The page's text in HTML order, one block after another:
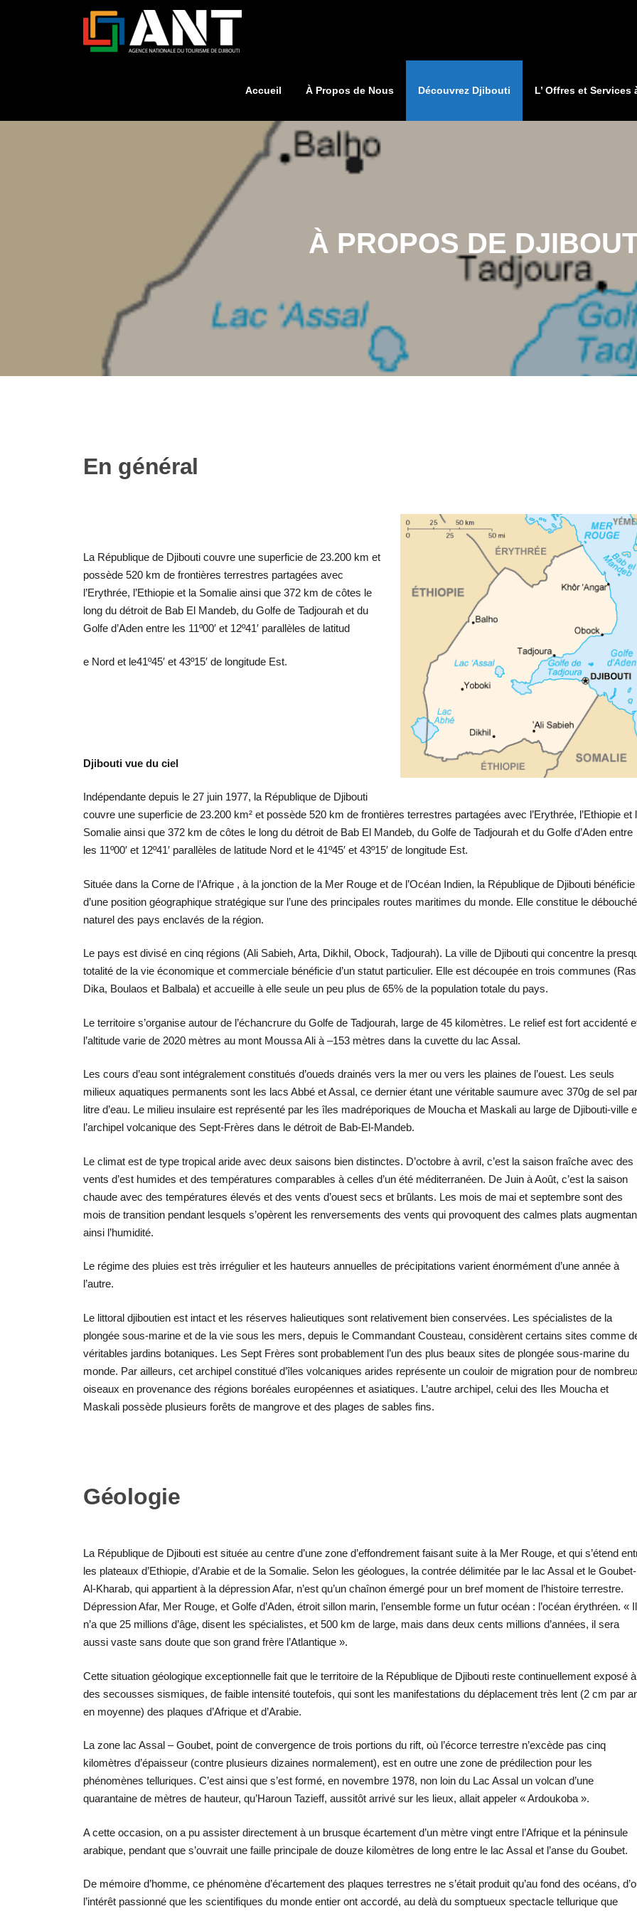
Accueil À Propos de Nous Découvrez Djibouti L’ Offres et Services
À PROPOS DE
En général
La République de Djibouti couvre une superficie de 23.200 km et
possède 520 km de frontières terrestres partagées avec
l’Erythrée, l’Ethiopie et la Somalie ainsi que 372 km de côtes le
long du détroit de Bab El Mandeb, du Golfe de Tadjourah et du
Golfe d’Aden entre les 11º00′ et 12º41′ parallèles de latitud
e Nord et le41º45′ et 43º15′ de longitude Est.
Djibouti vue du ciel
Indépendante depuis le 27 juin 1977, la République de Djibouti
couvre une superficie de 23.200 km² et possède 520 km de frontières terrestres partagées avec l’Erythrée, l’Ethiopie et
Somalie ainsi que 372 km de côtes le long du détroit de Bab El Mandeb, du Golfe de Tadjourah et du Golfe d’Aden entre
les 11º00′ et 12º41′ parallèles de latitude Nord et le 41º45′ et 43º15′ de longitude Est.
Située dans la Corne de l’Afrique , à la jonction de la Mer Rouge et de l’Océan Indien, la République de Djibouti bénéficie
d’une position géographique stratégique sur l’une des principales routes maritimes du monde. Elle constitue le débouché
naturel des pays enclavés de la région.
Le pays est divisé en cinq régions (Ali Sabieh, Arta, Dikhil, Obock, Tadjourah). La ville de Djibouti qui concentre la
totalité de la vie économique et commerciale bénéficie d’un statut particulier. Elle est découpée en trois communes (Ras
Dika, Boulaos et Balbala) et accueille à elle seule un peu plus de 65% de la population totale du pays.
Le territoire s’organise autour de l’échancrure du Golfe de Tadjourah, large de 45 kilomètres. Le relief est fort accidenté
l’altitude varie de 2020 mètres au mont Moussa Ali à –153 mètres dans la cuvette du lac Assal.
Les cours d’eau sont intégralement constitués d’oueds drainés vers la mer ou vers les plaines de l’ouest. Les seuls
milieux aquatiques permanents sont les lacs Abbé et Assal, ce dernier étant une véritable saumure avec 370g de sel par
litre d’eau. Le milieu insulaire est représenté par les îles madréporiques de Moucha et Maskali au large de Djibouti-ville
l’archipel volcanique des Sept-Frères dans le détroit de Bab-El-Mandeb.
Le climat est de type tropical aride avec deux saisons bien distinctes. D’octobre à avril, c’est la saison fraîche avec des
vents d’est humides et des températures comparables à celles d’un été méditerranéen. De Juin à Août, c’est la saison
chaude avec des températures élevés et des vents d’ouest secs et brûlants. Les mois de mai et septembre sont des
mois de transition pendant lesquels s’opèrent les renversements des vents qui provoquent des calmes plats
ainsi l’humidité.
Le régime des pluies est très irrégulier et les hauteurs annuelles de précipitations varient énormément d’une année à
l’autre.
Le littoral djiboutien est intact et les réserves halieutiques sont relativement bien conservées. Les spécialistes de la
plongée sous-marine et de la vie sous les mers, depuis le Commandant Cousteau, considèrent certains sites comme
véritables jardins botaniques. Les Sept Frères sont probablement l’un des plus beaux sites de plongée sous-marine du
monde. Par ailleurs, cet archipel constitué d’îles volcaniques arides représente un couloir de migration pour de
oiseaux en provenance des régions boréales européennes et asiatiques. L’autre archipel, celui des Iles Moucha et
Maskali possède plusieurs forêts de mangrove et des plages de sables fins.
Géologie
La République de Djibouti est située au centre d’une zone d’effondrement faisant suite à la Mer Rouge, et qui s’étend
les plateaux d’Ethiopie, d’Arabie et de la Somalie. Selon les géologues, la contrée délimitée par le lac Assal et le Goubet-
Al-Kharab, qui appartient à la dépression Afar, n’est qu’un chaînon émergé pour un bref moment de l’histoire terrestre.
Dépression Afar, Mer Rouge, et Golfe d’Aden, étroit sillon marin, l’ensemble forme un futur océan : l’océan érythréen. « Il
n’a que 25 millions d’âge, disent les spécialistes, et 500 km de large, mais dans deux cents millions d’années, il sera
aussi vaste sans doute que son grand frère l’Atlantique ».
Cette situation géologique exceptionnelle fait que le territoire de la République de Djibouti reste continuellement exposé à
des secousses sismiques, de faible intensité toutefois, qui sont les manifestations du déplacement très lent (2 cm par
en moyenne) des plaques d’Afrique et d’Arabie.
La zone lac Assal – Goubet, point de convergence de trois portions du rift, où l’écorce terrestre n’excède pas cinq
kilomètres d’épaisseur (contre plusieurs dizaines normalement), est en outre une zone de prédilection pour les
phénomènes telluriques. C’est ainsi que s’est formé, en novembre 1978, non loin du Lac Assal un volcan d’une
quarantaine de mètres de hauteur, qu’Haroun Tazieff, aussitôt arrivé sur les lieux, allait appeler « Ardoukoba ».
A cette occasion, on a pu assister directement à un brusque écartement d’un mètre vingt entre l’Afrique et la péninsule
arabique, pendant que s’ouvrait une faille principale de douze kilomètres de long entre le lac Assal et l’anse du Goubet.
De mémoire d’homme, ce phénomène d’écartement des plaques terrestres ne s’était produit qu’au fond des océans,
l’intérêt passionné que les scientifiques du monde entier ont accordé, au delà du somptueux spectacle tellurique que